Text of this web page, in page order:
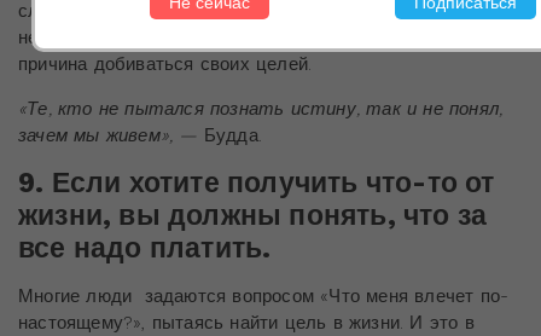
сложным и невозможным, это вовсе не означает, что вы
не сможете этого сделать. Наоборот, это еще одна
причина добиваться своих целей.
«Те, кто не пытался познать истину, так и не понял,
зачем мы живем», — Будда.
9. Если хотите получить что-то от
жизни, вы должны понять, что за
все надо платить.
Многие люди задаются вопросом «Что меня влечет по-
настоящему?», пытаясь найти цель в жизни. И это в